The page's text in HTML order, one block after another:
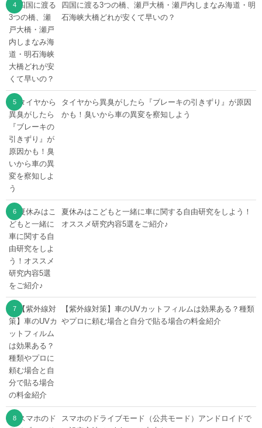
四国に渡る3つの橋、瀬戸大橋・瀬戸内しまなみ海道・明
石海峡大橋どれが安くて早いの？
タイヤから異臭がしたら『ブレーキの引きずり』が原因
かも！臭いから車の異変を察知しよう
夏休みはこどもと一緒に車に関する自由研究をしよう！
オススメ研究内容5選をご紹介♪
【紫外線対策】車のUVカットフィルムは効果ある？種類
やプロに頼む場合と自分で貼る場合の料金紹介
スマホのドライブモード（公共モード）アンドロイドで